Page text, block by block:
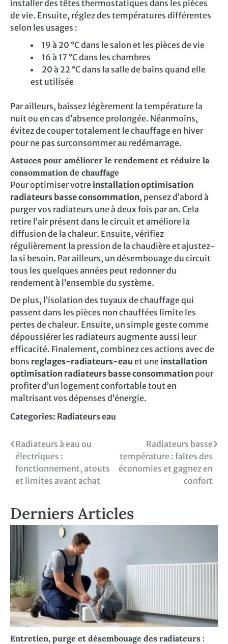
installer des têtes thermostatiques dans les pièces
de vie. Ensuite, réglez des températures différentes
selon les usages :
19 à 20 °C dans le salon et les pièces de vie
16 à 17 °C dans les chambres
20 à 22 °C dans la salle de bains quand elle
est utilisée
Par ailleurs, baissez légèrement la température la
nuit ou en cas d’absence prolongée. Néanmoins,
évitez de couper totalement le chauffage en hiver
pour ne pas surconsommer au redémarrage.
Astuces pour améliorer le rendement et réduire la
consommation de chauffage
Pour optimiser votre installation optimisation
radiateurs basse consommation, pensez d’abord à
purger vos radiateurs une à deux fois par an. Cela
retire l’air présent dans le circuit et améliore la
diffusion de la chaleur. Ensuite, vérifiez
régulièrement la pression de la chaudière et ajustez-
la si besoin. Par ailleurs, un désembouage du circuit
tous les quelques années peut redonner du
rendement à l’ensemble du système.
De plus, l’isolation des tuyaux de chauffage qui
passent dans les pièces non chauffées limite les
pertes de chaleur. Ensuite, un simple geste comme
dépoussiérer les radiateurs augmente aussi leur
efficacité. Finalement, combinez ces actions avec de
bons reglages-radiateurs-eau et une installation
optimisation radiateurs basse consommation pour
profiter d’un logement confortable tout en
maîtrisant vos dépenses d’énergie.
Categories: Radiateurs eau
Navigation
de
l’article
Radiateurs à eau ou
électriques :
fonctionnement, atouts
et limites avant achat
Radiateurs basse
température : faites des
économies et gagnez en
confort
Derniers Articles
Entretien, purge et désembouage des radiateurs :